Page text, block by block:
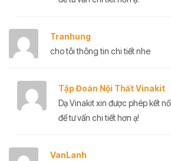
Tranhung
cho tôi thông tin chi tiết nhe
Tập Đoàn Nội Thất Vinakit
Dạ Vinakit xin được phép kết
để tư vấn chi tiết hơn ạ!
VanLanh